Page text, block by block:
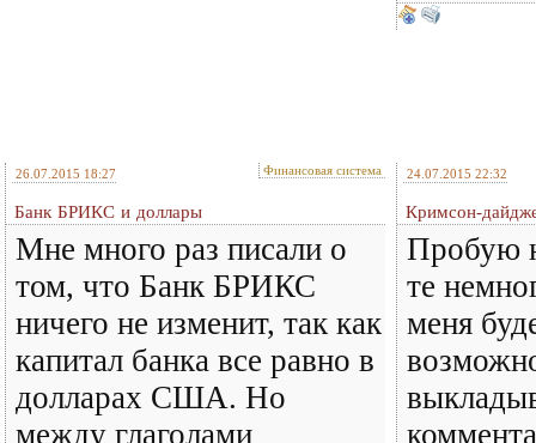
26.07.2015 18:27 Финансовая система
Банк БРИКС и доллары
Мне много раз писали о
том, что Банк БРИКС
ничего не изменит, так как
капитал банка все равно в
долларах США. Но
между глаголами
24.07.2015 22:32
Кримсон-
Пробую
те
меня